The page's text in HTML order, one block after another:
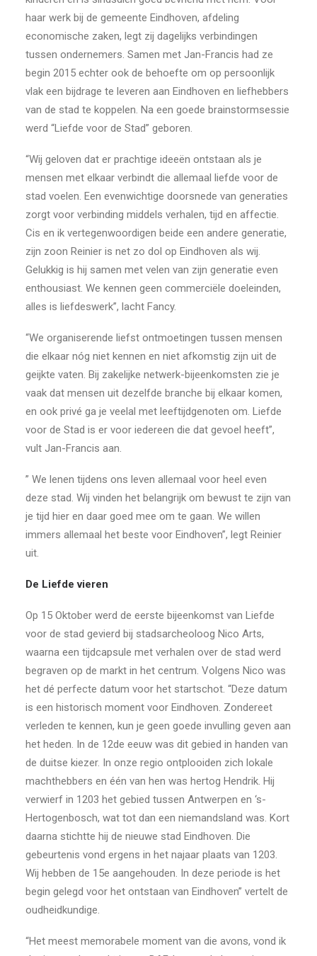
haar werk bij de gemeente Eindhoven, afdeling
economische zaken, legt zij dagelijks verbindingen
tussen ondernemers. Samen met Jan-Francis had ze
begin 2015 echter ook de behoefte om op persoonlijk
vlak een bijdrage te leveren aan Eindhoven en liefhebbers
van de stad te koppelen. Na een goede brainstormsessie
werd “Liefde voor de Stad” geboren.
“Wij geloven dat er prachtige ideeën ontstaan als je
mensen met elkaar verbindt die allemaal liefde voor de
stad voelen. Een evenwichtige doorsnede van generaties
zorgt voor verbinding middels verhalen, tijd en affectie.
Cis en ik vertegenwoordigen beide een andere generatie,
zijn zoon Reinier is net zo dol op Eindhoven als wij.
Gelukkig is hij samen met velen van zijn generatie even
enthousiast. We kennen geen commerciële doeleinden,
alles is liefdeswerk”, lacht Fancy.
“We organiserende liefst ontmoetingen tussen mensen
die elkaar nóg niet kennen en niet afkomstig zijn uit de
geijkte vaten. Bij zakelijke netwerk-bijeenkomsten zie je
vaak dat mensen uit dezelfde branche bij elkaar komen,
en ook privé ga je veelal met leeftijdgenoten om. Liefde
voor de Stad is er voor iedereen die dat gevoel heeft”,
vult Jan-Francis aan.
” We lenen tijdens ons leven allemaal voor heel even
deze stad. Wij vinden het belangrijk om bewust te zijn van
je tijd hier en daar goed mee om te gaan. We willen
immers allemaal het beste voor Eindhoven”, legt Reinier
uit.
De Liefde vieren
Op 15 Oktober werd de eerste bijeenkomst van Liefde
voor de stad gevierd bij stadsarcheoloog Nico Arts,
waarna een tijdcapsule met verhalen over de stad werd
begraven op de markt in het centrum. Volgens Nico was
het dé perfecte datum voor het startschot. “Deze datum
is een historisch moment voor Eindhoven. Zondereet
verleden te kennen, kun je geen goede invulling geven aan
het heden. In de 12de eeuw was dit gebied in handen van
de duitse kiezer. In onze regio ontplooiden zich lokale
machthebbers en één van hen was hertog Hendrik. Hij
verwierf in 1203 het gebied tussen Antwerpen en ‘s-
Hertogenbosch, wat tot dan een niemandsland was. Kort
daarna stichtte hij de nieuwe stad Eindhoven. Die
gebeurtenis vond ergens in het najaar plaats van 1203.
Wij hebben de 15e aangehouden. In deze periode is het
begin gelegd voor het ontstaan van Eindhoven” vertelt de
oudheidkundige.
“Het meest memorabele moment van die avons, vond ik